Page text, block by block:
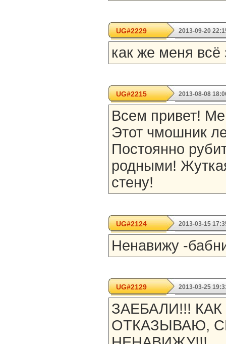
UG#2229 2013-09-20
как же меня всё
UG#2215 2013-08-08
Всем привет!
Этот чмошник
Постоянно
родными!
стену!
UG#2124 2013-03-15
Ненавижу -
UG#2129 2013-03-25
ЗАЕБАЛИ!!!
ОТКАЗЫВАЮ,